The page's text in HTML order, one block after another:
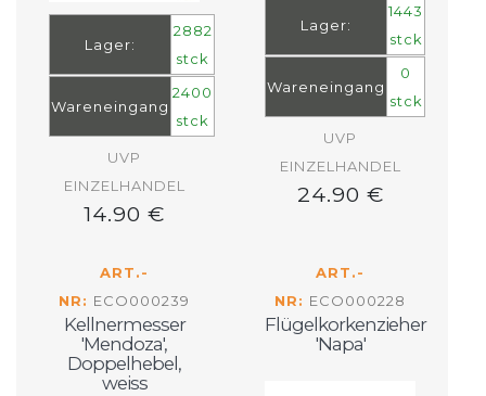
Lager:
2882
stck
Wareneingang
2400
stck
UVP
EINZELHANDEL
14.90 €
Lager:
1443
stck
Wareneingang
0
stck
UVP
EINZELHANDEL
24.90 €
ART.-
NR: ECO000239
Kellnermesser
'Mendoza',
Doppelhebel,
weiss
ART.-
NR: ECO000228
Flügelkorkenzieher
'Napa'